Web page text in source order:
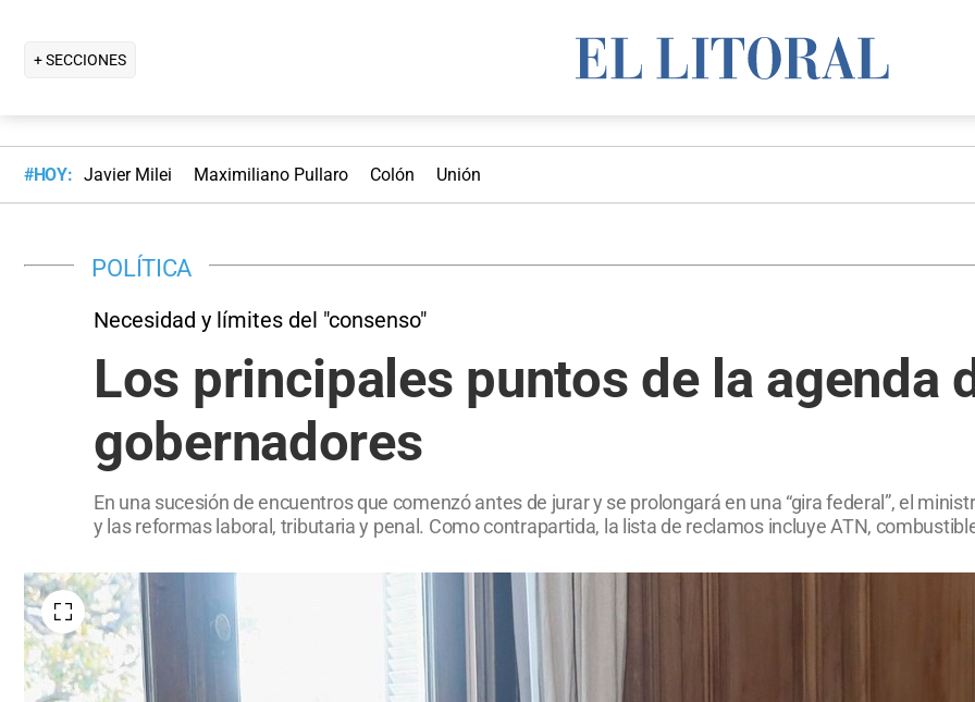
+ SECCIONES
#HOY: Javier Milei Maximiliano Pullaro Colón Unión
POLÍTICA
Necesidad y límites del "consenso"
Los principales puntos de la agenda
gobernadores
En una sucesión de encuentros que comenzó antes de jurar y se prolongará en una “gira federal”, el
y las reformas laboral, tributaria y penal. Como contrapartida, la lista de reclamos incluye ATN,